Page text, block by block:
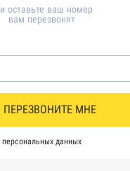
оставьте ваш номер
вам перезвонят
ПЕРЕЗВОНИТЕ МНЕ
персональных данных